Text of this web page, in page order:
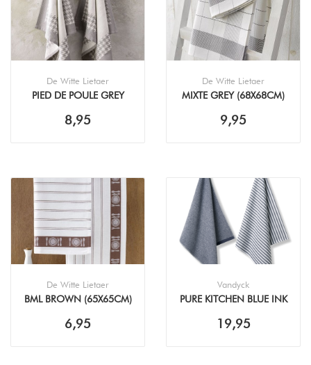
De Witte Lietaer
PIED DE POULE GREY
8,95
De Witte Lietaer
MIXTE GREY (68X68CM)
9,95
De Witte Lietaer
BML BROWN (65X65CM)
6,95
Vandyck
PURE KITCHEN BLUE INK
THEEDOEK (60X60CM)
19,95